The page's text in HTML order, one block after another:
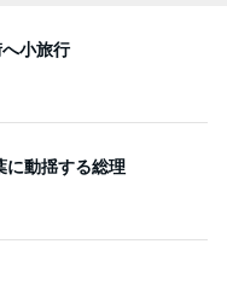
小旅行
に動揺する総理